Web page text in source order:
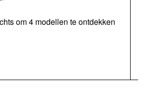
om 4 modellen te ontdekken